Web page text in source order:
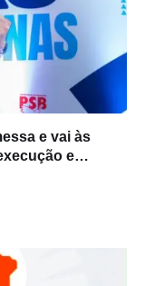
e vai às
e